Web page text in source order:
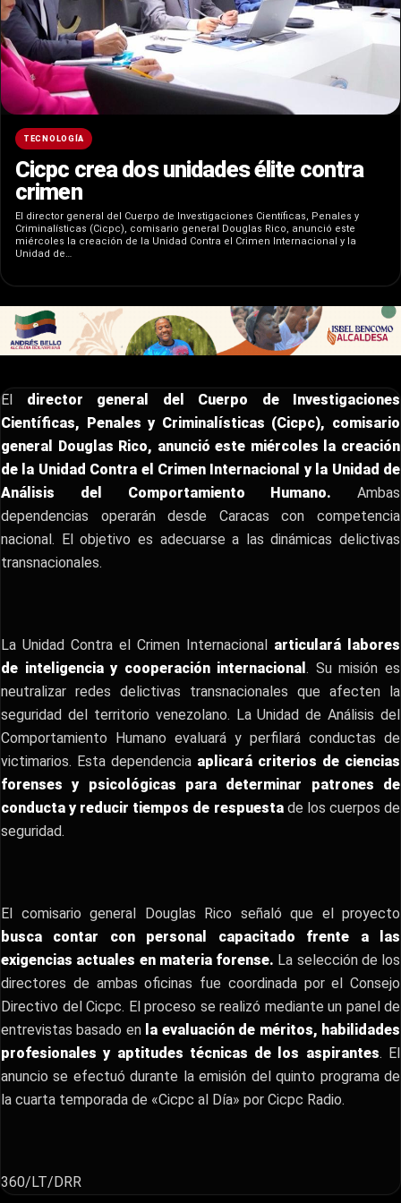
TECNOLOGÍA
Cicpc crea dos unidades élite contra
crimen
El director general del Cuerpo de Investigaciones Científicas, Penales y
Criminalísticas (Cicpc), comisario general Douglas Rico, anunció este
miércoles la creación de la Unidad Contra el Crimen Internacional y la
Unidad de…
El director general del Cuerpo de Investigaciones
Científicas, Penales y Criminalísticas (Cicpc), comisario
general Douglas Rico, anunció este miércoles la creación
de la Unidad Contra el Crimen Internacional y la Unidad de
Análisis del Comportamiento Humano. Ambas
dependencias operarán desde Caracas con competencia
nacional. El objetivo es adecuarse a las dinámicas delictivas
transnacionales.
La Unidad Contra el Crimen Internacional articulará labores
de inteligencia y cooperación internacional. Su misión es
neutralizar redes delictivas transnacionales que afecten la
seguridad del territorio venezolano. La Unidad de Análisis del
Comportamiento Humano evaluará y perfilará conductas de
victimarios. Esta dependencia aplicará criterios de ciencias
forenses y psicológicas para determinar patrones de
conducta y reducir tiempos de respuestade los cuerpos de
seguridad.
El comisario general Douglas Rico señaló que el proyecto
busca contar con personal capacitado frente a las
exigencias actuales en materia forense. La selección de los
directores de ambas oficinas fue coordinada por el Consejo
Directivo del Cicpc. El proceso se realizó mediante un panel de
entrevistas basado en la evaluación de méritos, habilidades
profesionales y aptitudes técnicas de los aspirantes. El
anuncio se efectuó durante la emisión del quinto programa de
la cuarta temporada de «Cicpc al Día» por Cicpc Radio.
360/LT/DRR